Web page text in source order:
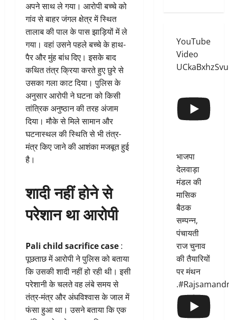
अपने साथ ले गया। आरोपी बच्चे को
गांव से बाहर जंगल क्षेत्र में स्थित
तालाब की पाल के पास झाड़ियों में ले
गया। वहां उसने पहले बच्चे के हाथ-
पैर और मुंह बांध दिए। इसके बाद
कथित तंत्र क्रिया करते हुए छुरे से
उसका गला काट दिया। पुलिस के
अनुसार आरोपी ने घटना को किसी
तांत्रिक अनुष्ठान की तरह अंजाम
दिया। मौके से मिले सामान और
घटनास्थल की स्थिति से भी तंत्र-
मंत्र किए जाने की आशंका मजबूत हुई
है।
शादी नहीं होने से
परेशान था आरोपी
Pali child sacrifice case :
पूछताछ में आरोपी ने पुलिस को बताया
कि उसकी शादी नहीं हो रही थी। इसी
परेशानी के चलते वह लंबे समय से
तंत्र-मंत्र और अंधविश्वास के जाल में
फंसा हुआ था। उसने बताया कि एक
YouTube
Video
भाजपा
देलवाड़ा
मंडल की
मासिक
बैठक
सम्पन्न,
पंचायती
राज चुनाव
की तैयारियों
पर मंथन